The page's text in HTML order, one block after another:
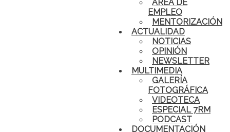
ÁREA DE
EMPLEO
MENTORIZACIÓN
ACTUALIDAD
NOTICIAS
OPINIÓN
NEWSLETTER
MULTIMEDIA
GALERÍA
FOTOGRÁFICA
VIDEOTECA
ESPECIAL 7RM
PODCAST
DOCUMENTACIÓN